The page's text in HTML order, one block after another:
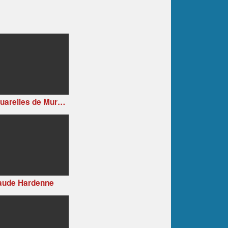
Aquarelles de Muriel BUTHIER-CHARTRAIN
Hardenne